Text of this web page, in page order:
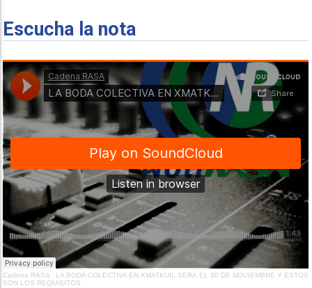
Escucha la nota
Cadena RASA · LA BODA COLECTIVA EN XMATKUIL SERÁ EL 30 DE NOVIEMBRE Y ESTOS
SON LOS REQUISITOS